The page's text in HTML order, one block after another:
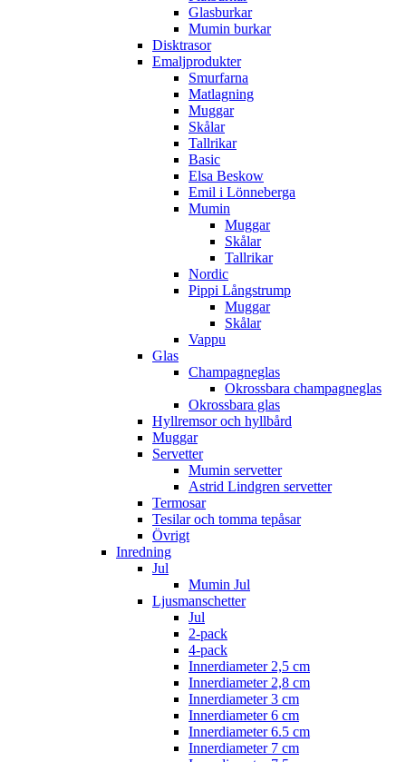
Glasburkar
Mumin burkar
Disktrasor
Emaljprodukter
Smurfarna
Matlagning
Muggar
Skålar
Tallrikar
Basic
Elsa Beskow
Emil i Lönneberga
Mumin
Muggar
Skålar
Tallrikar
Nordic
Pippi Långstrump
Muggar
Skålar
Vappu
Glas
Champagneglas
Okrossbara champagneglas
Okrossbara glas
Hyllremsor och hyllbård
Muggar
Servetter
Mumin servetter
Astrid Lindgren servetter
Termosar
Tesilar och tomma tepåsar
Övrigt
Inredning
Jul
Mumin Jul
Ljusmanschetter
Jul
2-pack
4-pack
Innerdiameter 2,5 cm
Innerdiameter 2,8 cm
Innerdiameter 3 cm
Innerdiameter 6 cm
Innerdiameter 6.5 cm
Innerdiameter 7 cm